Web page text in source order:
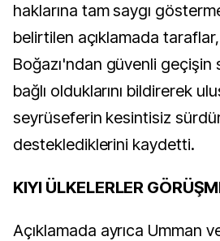
haklarına tam saygı
belirtilen açıklamada
Boğazı'ndan güvenli geçişin
bağlı olduklarını bildirerek
seyrüseferin kesintisiz
desteklediklerini kaydetti.
KIYI ÜLKELERLER
Açıklamada ayrıca Umman